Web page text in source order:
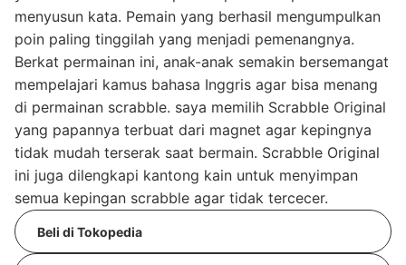
menyusun kata. Pemain yang berhasil mengumpulkan
poin paling tinggilah yang menjadi pemenangnya.
Berkat permainan ini, anak-anak semakin bersemangat
mempelajari kamus bahasa Inggris agar bisa menang
di permainan scrabble. saya memilih Scrabble Original
yang papannya terbuat dari magnet agar kepingnya
tidak mudah terserak saat bermain. Scrabble Original
ini juga dilengkapi kantong kain untuk menyimpan
semua kepingan scrabble agar tidak tercecer.
Beli di Tokopedia